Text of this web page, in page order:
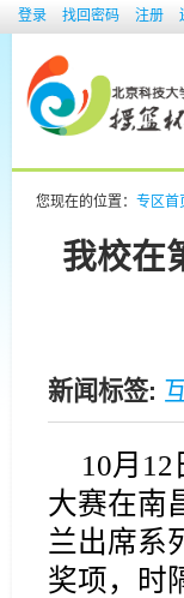
登录 找回密码 注册
您现在的位置： 专区首
我校在
新闻标签:
10月
大赛在南
兰出席系
奖项，时